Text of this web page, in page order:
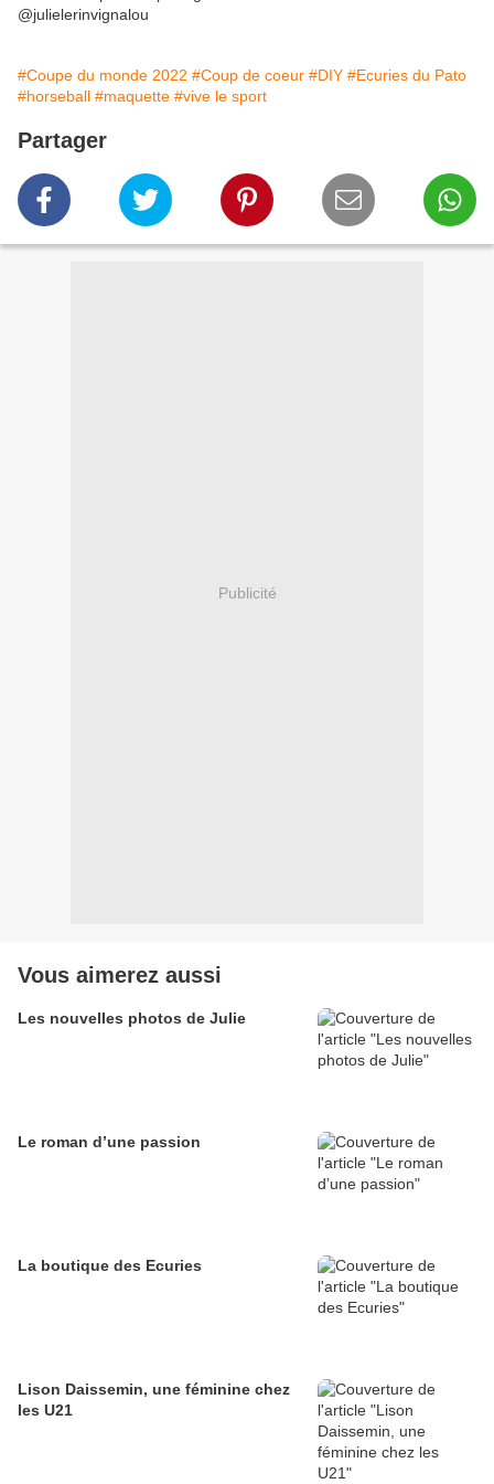
@julielerinvignalou
#Coupe du monde 2022 #Coup de coeur #DIY #Ecuries du Pato
#horseball #maquette #vive le sport
Partager
Publicité
Vous aimerez aussi
Les nouvelles photos de Julie
Le roman d’une passion
La boutique des Ecuries
Lison Daissemin, une féminine chez
les U21